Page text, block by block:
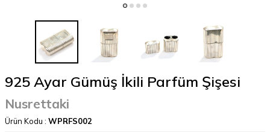
925 Ayar Gümüş İkili Parfüm Şişesi
Nusrettaki
Ürün Kodu : WPRFS002